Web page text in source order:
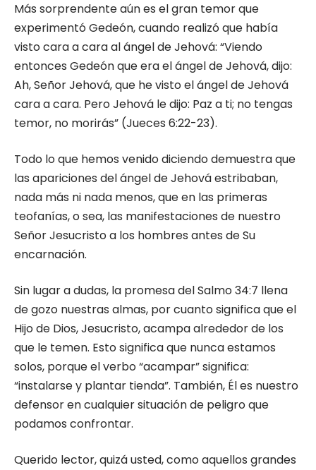
Más sorprendente aún es el gran temor que
experimentó Gedeón, cuando realizó que había
visto cara a cara al ángel de Jehová: “Viendo
entonces Gedeón que era el ángel de Jehová, dijo:
Ah, Señor Jehová, que he visto el ángel de Jehová
cara a cara. Pero Jehová le dijo: Paz a ti; no tengas
temor, no morirás” (Jueces 6:22-23).
Todo lo que hemos venido diciendo demuestra que
las apariciones del ángel de Jehová estribaban,
nada más ni nada menos, que en las primeras
teofanías, o sea, las manifestaciones de nuestro
Señor Jesucristo a los hombres antes de Su
encarnación.
Sin lugar a dudas, la promesa del Salmo 34:7 llena
de gozo nuestras almas, por cuanto significa que el
Hijo de Dios, Jesucristo, acampa alrededor de los
que le temen. Esto significa que nunca estamos
solos, porque el verbo “acampar” significa:
“instalarse y plantar tienda”. También, Él es nuestro
defensor en cualquier situación de peligro que
podamos confrontar.
Querido lector, quizá usted, como aquellos grandes